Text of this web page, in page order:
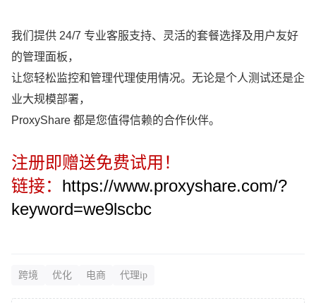
我们提供 24/7 专业客服支持、灵活的套餐选择及用户友好
的管理面板，
让您轻松监控和管理代理使用情况。无论是个人测试还是企
业大规模部署，
ProxyShare 都是您值得信赖的合作伙伴。
注册即赠送免费试用！
链接： https://www.proxyshare.com/?
keyword=we9lscbc
跨境 优化 电商 代理ip